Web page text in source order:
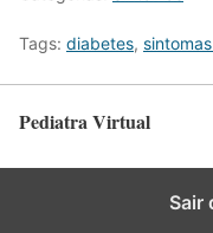
Tags: diabetes,
Pediatra Virtual
Sair